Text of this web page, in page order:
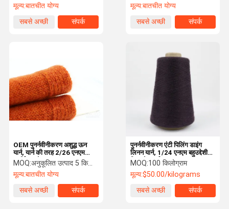
मूल्य:बातचीत योग्य
सबसे अच्छी
संपर्क
मूल्य:बातचीत योग्य
सबसे अच्छी
संपर्क
पुनर्नवीनीकरण एंटी पिलिंग डाइंग
लिनन यार्न, 1/24 एनएम बहुउद्देशीय
रिबन टेप यार्न
MOQ:100 किलोग्राम
मूल्य:$50.00/kilograms
सबसे अच्छी
संपर्क
OEM पुनर्नवीनीकरण अशुद्ध ऊन
यार्न, यार्न की तरह 2/26 एनएम
कार्डिगन स्वेड
MOQ:अनुकूलित उत्पाद 5 किलो न्यूनतम आदेश, स्पॉट 1 किलो न्यूनतम आदेश
मूल्य:बातचीत योग्य
सबसे अच्छी
संपर्क